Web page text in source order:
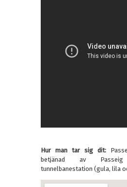
Hur man tar sig dit:
betjänad av
tunnelbanestation (gula, lila